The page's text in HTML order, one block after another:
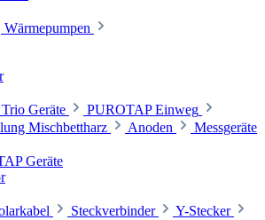
Wärmepumpen
Trio Geräte
PUROTAP Einweg
Mischbettharz Anoden Messgeräte
Geräte
Steckverbinder
Y-Stecker